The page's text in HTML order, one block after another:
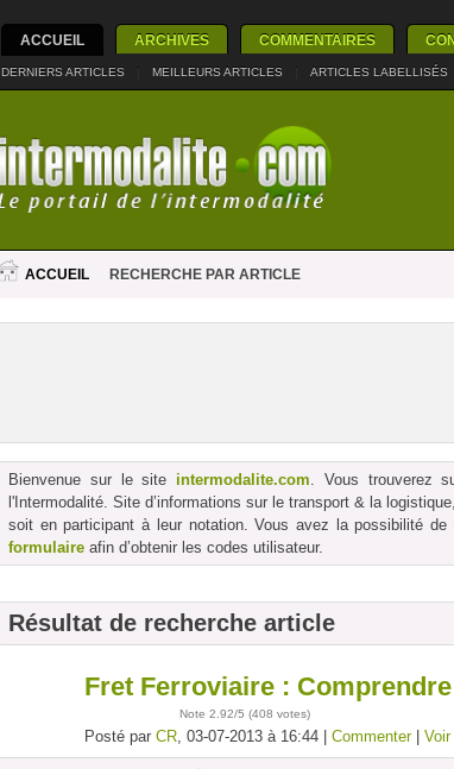
ACCUEIL ARCHIVES COMMENTAIRES
DERNIERS ARTICLES | MEILLEURS ARTICLES | ARTICLES LABELLISÉS
ACCUEIL RECHERCHE PAR ARTICLE
Bienvenue sur le site intermodalite.com. Vous trouverez
l'Intermodalité. Site d’informations sur le transport & la
soit en participant à leur notation. Vous avez la possibilité
formulaire afin d’obtenir les codes utilisateur.
Résultat de recherche article
Fret Ferroviaire :
Note 2.92/5 (408 votes)
Posté par CR, 03-07-2013 à 16:44 | Commenter|